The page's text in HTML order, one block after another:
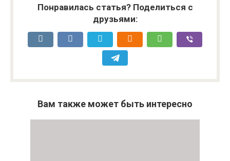
Понравилась статья? Поделиться с
друзьями:
Вам также может быть интересно